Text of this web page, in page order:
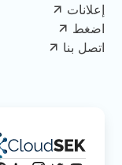
إعلانات
اضغط
اتصل بنا